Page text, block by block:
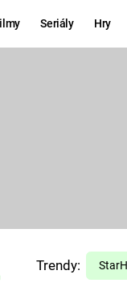
Seriály Hry
Trendy: